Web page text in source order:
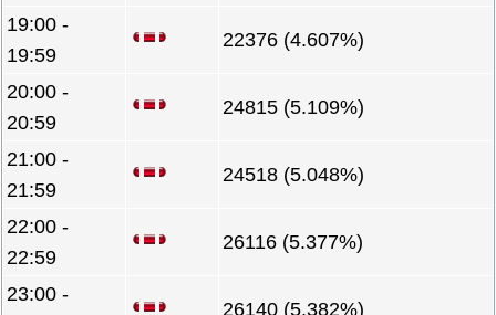
19:00 -
19:59
22376 (4.607%)
20:00 -
20:59
24815 (5.109%)
21:00 -
21:59
24518 (5.048%)
22:00 -
22:59
26116 (5.377%)
23:00 -
26140 (5.382%)